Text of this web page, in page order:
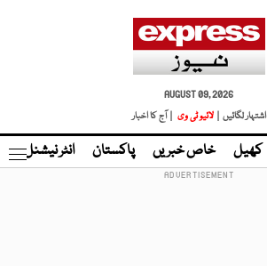
AUGUST 09, 2026
اشتہار لگائیں |
لائیو ٹی وی | آج کا اخبار
کھیل خاص خبریں پاکستان انٹر نیشنل